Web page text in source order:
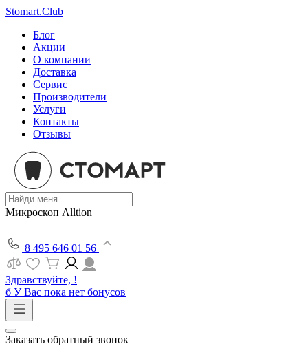
Stomart.Club
Блог
Акции
О компании
Доставка
Сервис
Производители
Услуги
Контакты
Отзывы
Микроскоп Alltion
8 495 646 01 56
Здравствуйте, !
б У Вас пока нет бонусов
Заказать обратный звонок